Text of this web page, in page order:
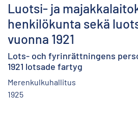
Luotsi- ja
henkilökunta sekä
vuonna 1921
Lots- och fyrinrättningens
1921 lotsade fartyg
Merenkulkuhallitus
1925